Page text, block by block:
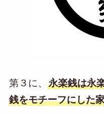
第３に、 永楽銭は永
銭をモチーフにした